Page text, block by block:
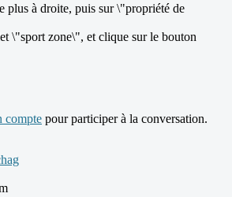
plus à droite, puis sur \"propriété de
\"sport zone\", et clique sur le bouton
compte pour participer à la conversation.